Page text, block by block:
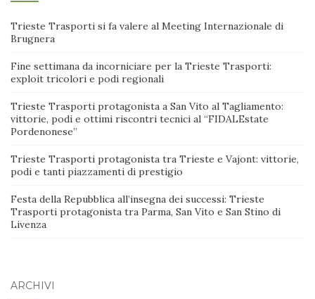
Trieste Trasporti si fa valere al Meeting Internazionale di
Brugnera
Fine settimana da incorniciare per la Trieste Trasporti:
exploit tricolori e podi regionali
Trieste Trasporti protagonista a San Vito al Tagliamento:
vittorie, podi e ottimi riscontri tecnici al “FIDALEstate
Pordenonese”
Trieste Trasporti protagonista tra Trieste e Vajont: vittorie,
podi e tanti piazzamenti di prestigio
Festa della Repubblica all’insegna dei successi: Trieste
Trasporti protagonista tra Parma, San Vito e San Stino di
Livenza
ARCHIVI